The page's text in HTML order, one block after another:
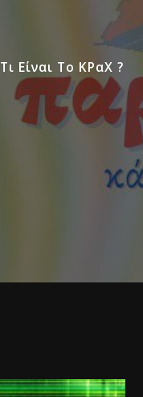
Τι Είναι Το ΚΡαΧ ?